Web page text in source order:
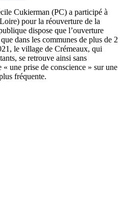
Cukierman (PC) a participé à
pour la réouverture de la
dispose que l’ouverture
dans les communes de plus de 2
le village de Crémeaux, qui
se retrouve ainsi sans
une prise de conscience » sur une
fréquente.